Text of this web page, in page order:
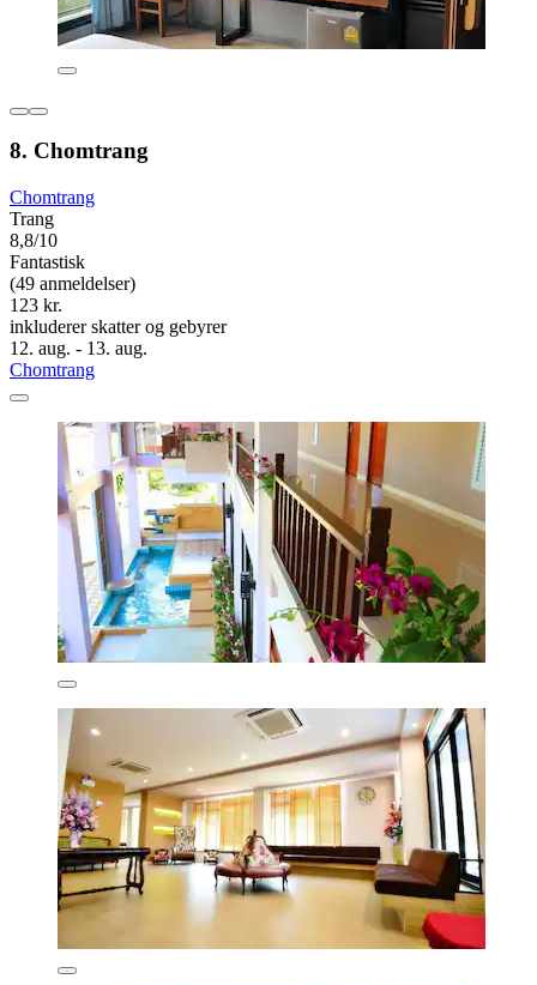
8. Chomtrang
Chomtrang
Trang
8,8/10
Fantastisk
(49 anmeldelser)
123 kr.
inkluderer skatter og gebyrer
12. aug. - 13. aug.
Chomtrang